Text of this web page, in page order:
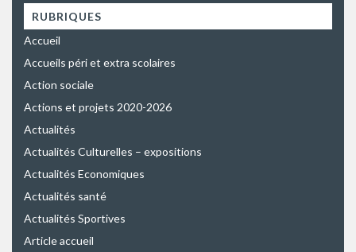
RUBRIQUES
Accueil
Accueils péri et extra scolaires
Action sociale
Actions et projets 2020-2026
Actualités
Actualités Culturelles – expositions
Actualités Economiques
Actualités santé
Actualités Sportives
Article accueil